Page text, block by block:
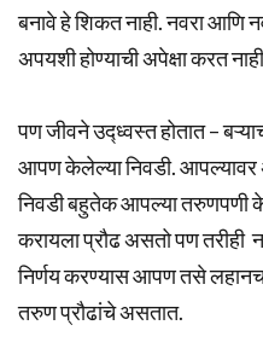
बनावे हे शिकत नाही. नवरा आणि
अपयशी होण्याची अपेक्षा करत
पण जीवने उद्ध्वस्त होतात –
आपण केलेल्या निवडी. आपल्यावर
निवडी बहुतेक आपल्या तरुणपणी
करायला प्रौढ असतो पण
निर्णय करण्यास आपण तसे लहानच
तरुण प्रौढांचे असतात.